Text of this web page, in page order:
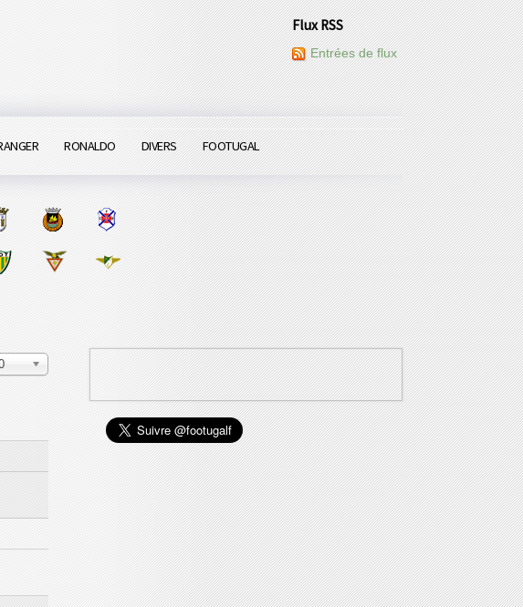
Flux RSS
Entrées de flux
RONALDO DIVERS FOOTUGAL